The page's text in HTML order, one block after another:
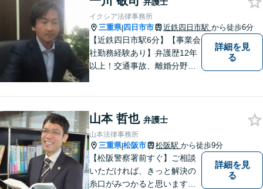
可能】
イクシア法律事務所
三重県| 四日市市 近鉄四日市駅 から徒歩6分
【近鉄四日市駅6分】【事業会
社勤務経験あり】弁護歴12年
以上！交通事故、離婚分野に
す。明瞭会計を心がけていま
す。まずはお気軽にご相談
を！
詳細を見
る
山本 哲也 弁護士
山本法律事務所
三重県|松阪市 松阪駅 から徒歩9分
【松阪警察署前すぐ】ご相談
いただければ、きっと解決の
糸口がみつかると思います。
詳細を見
る